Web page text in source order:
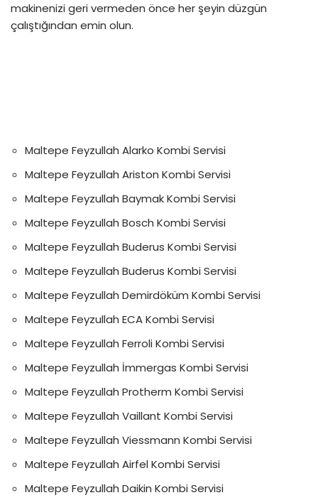
makinenizi geri vermeden önce her şeyin düzgün
çalıştığından emin olun.
Maltepe Feyzullah Alarko Kombi Servisi
Maltepe Feyzullah Ariston Kombi Servisi
Maltepe Feyzullah Baymak Kombi Servisi
Maltepe Feyzullah Bosch Kombi Servisi
Maltepe Feyzullah Buderus Kombi Servisi
Maltepe Feyzullah Buderus Kombi Servisi
Maltepe Feyzullah Demirdöküm Kombi Servisi
Maltepe Feyzullah ECA Kombi Servisi
Maltepe Feyzullah Ferroli Kombi Servisi
Maltepe Feyzullah İmmergas Kombi Servisi
Maltepe Feyzullah Protherm Kombi Servisi
Maltepe Feyzullah Vaillant Kombi Servisi
Maltepe Feyzullah Viessmann Kombi Servisi
Maltepe Feyzullah Airfel Kombi Servisi
Maltepe Feyzullah Daikin Kombi Servisi